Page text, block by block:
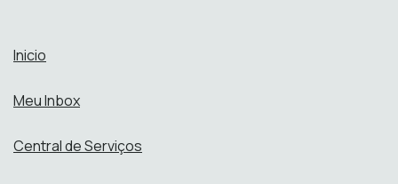
Inicio
Meu Inbox
Central de Serviços